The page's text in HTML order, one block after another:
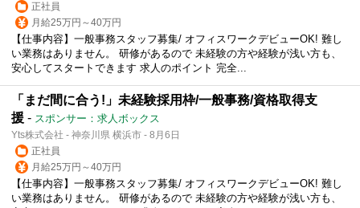
正社員
月給25万円～40万円
【仕事内容】一般事務スタッフ募集/ オフィスワークデビューOK! 難し
い業務はありません。 研修があるので 未経験の方や経験が浅い方も、
安心してスタートできます 求人のポイント 完全...
「まだ間に合う!」未経験採用枠/一般事務/資格取得支
援 - スポンサー：求人ボックス
Yts株式会社 - 神奈川県 横浜市 - 8月6日
正社員
月給25万円～40万円
【仕事内容】一般事務スタッフ募集/ オフィスワークデビューOK! 難し
い業務はありません。 研修があるので 未経験の方や経験が浅い方も、